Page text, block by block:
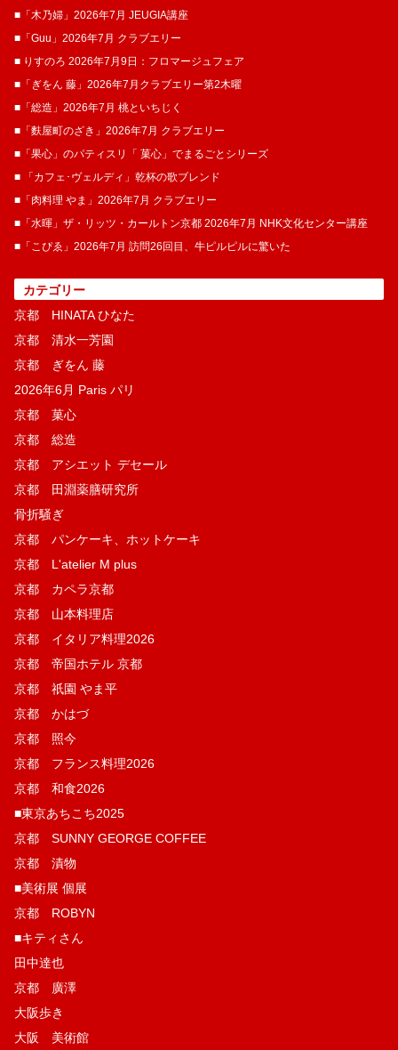
■「木乃婦」2026年7月 JEUGIA講座
■「Guu」2026年7月 クラブエリー
■ りすのろ 2026年7月9日：フロマージュフェア
■「ぎをん 藤」2026年7月クラブエリー第2木曜
■「総造」2026年7月 桃といちじく
■「麩屋町のざき」2026年7月 クラブエリー
■「果心」のパティスリ「 菓​心」でまるごとシリーズ
■ 「カフェ･ヴェルディ」乾杯の歌ブレンド
■「肉料理 やま」2026年7月 クラブエリー
■「水暉」ザ・リッツ・カールトン京都 2026年7月 NHK文化センター講座
■「こぴゑ」2026年7月 訪問26回目、牛ピルピルに驚いた
カテゴリー
京都 HINATA ひなた
京都 清水一芳園
京都 ぎをん 藤
2026年6月 Paris パリ
京都 菓​心
京都 総造
京都 アシエット デセール
京都 田淵薬膳研究所
骨折騒ぎ
京都 パンケーキ、ホットケーキ
京都 L'atelier M plus
京都 カペラ京都
京都 山本料理店
京都 イタリア料理2026
京都 帝国ホテル 京都
京都 祇園 やま平
京都 かはづ
京都 照今
京都 フランス料理2026
京都 和食2026
■東京あちこち2025
京都 SUNNY GEORGE COFFEE
京都 漬物
■美術展 個展
京都 ROBYN
■キティさん
田中達也
京都 廣澤
大阪歩き
大阪 美術館